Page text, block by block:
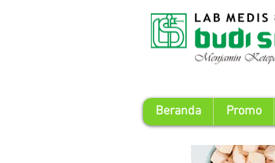
Beranda Promo